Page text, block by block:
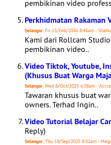
pembikinan video
Perkhidmatan Rakaman
Selangor, Fri 13/Feb/2026 8:45am -
Kami dari Rollcam
pembikinan video..
Video Tiktok, Youtube,
(Khusus Buat Warga
Selangor, Wed 8/Oct/2025 6:38am -
Tawaran khusus buat
owners. Terhad Ingin..
Video Tutorial Belajar
Reply)
Selangor, Thu 18/Sep/2025 8:31am -